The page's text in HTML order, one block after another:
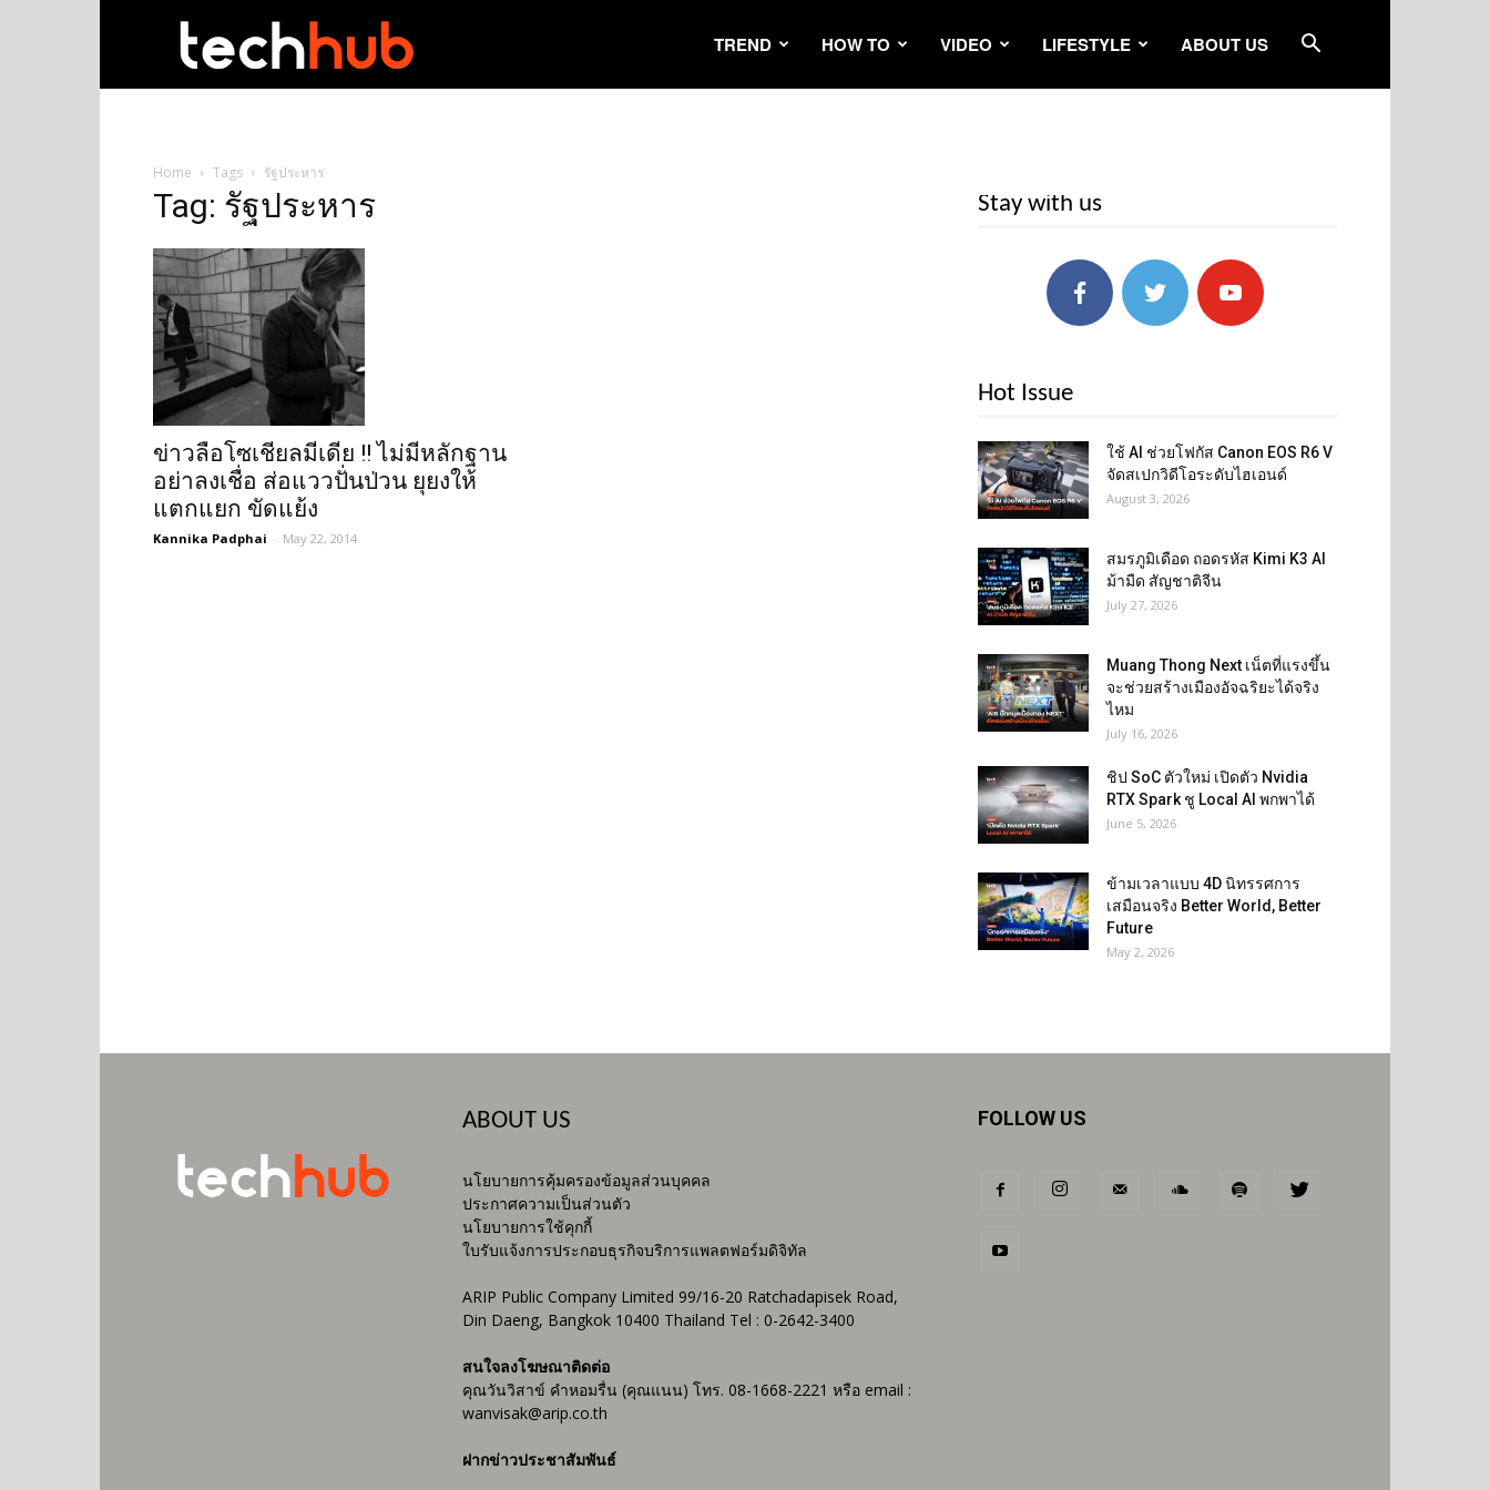
TREND HOW TO VIDEO LIFESTYLE ABOUT US
Home Tags รัฐประหาร
Tag: รัฐประหาร
ข่าวลือโซเชียลมีเดีย !! ไม่มีหลักฐาน
อย่าลงเชื่อ ส่อแววปั่นป่วน ยุยงให้
แตกแยก ขัดแย้ง
Kannika Padphai - May 22, 2014
Stay with us
Hot Issue
ใช้ AI ช่วยโฟกัส Canon EOS R6 V
จัดสเปกวิดีโอระดับไฮเอนด์
August 3, 2026
สมรภูมิเดือด ถอดรหัส Kimi K3 AI
ม้ามืด สัญชาติจีน
July 27, 2026
Muang Thong Next เน็ตที่แรงขึ้น
จะช่วยสร้างเมืองอัจฉริยะได้จริง
ไหม
July 16, 2026
ชิป SoC ตัวใหม่ เปิดตัว Nvidia
RTX Spark ชู Local AI พกพาได้
June 5, 2026
ข้ามเวลาแบบ 4D นิทรรศการ
เสมือนจริง Better World, Better
Future
May 2, 2026
ABOUT US
นโยบายการคุ้มครองข้อมูลส่วนบุคคล
ประกาศความเป็นส่วนตัว
นโยบายการใช้คุกกี้
ใบรับแจ้งการประกอบธุรกิจบริการแพลตฟอร์มดิจิทัล
ARIP Public Company Limited 99/16-20 Ratchadapisek Road,
Din Daeng, Bangkok 10400 Thailand Tel : 0-2642-3400
สนใจลงโฆษณาติดต่อ
คุณวันวิสาข์ คำหอมรื่น (คุณแนน) โทร. 08-1668-2221 หรือ email :
wanvisak@arip.co.th
ฝากข่าวประชาสัมพันธ์
FOLLOW US